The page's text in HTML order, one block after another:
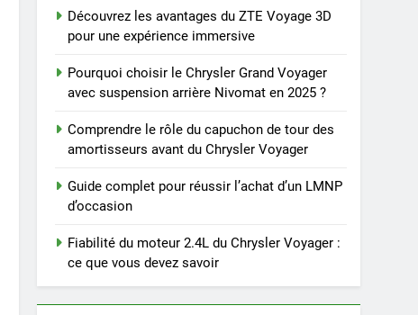
Découvrez les avantages du ZTE Voyage 3D
pour une expérience immersive
Pourquoi choisir le Chrysler Grand Voyager
avec suspension arrière Nivomat en 2025 ?
Comprendre le rôle du capuchon de tour des
amortisseurs avant du Chrysler Voyager
Guide complet pour réussir l’achat d’un LMNP
d’occasion
Fiabilité du moteur 2.4L du Chrysler Voyager :
ce que vous devez savoir